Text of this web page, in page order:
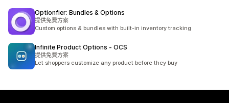
Optionfier: Bundles & Options
提供免費方案
Custom options & bundles with built-in inventory tracking
Infinite Product Options ‑ OCS
提供免費方案
Let shoppers customize any product before they buy